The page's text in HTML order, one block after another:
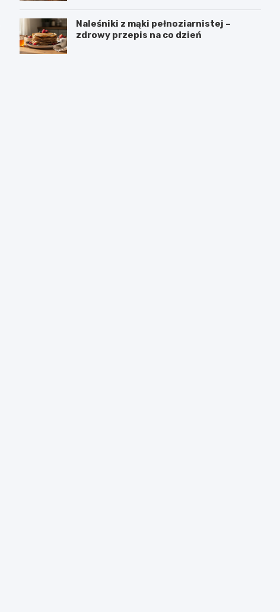
Naleśniki z mąki pełnoziarnistej –
zdrowy przepis na co dzień